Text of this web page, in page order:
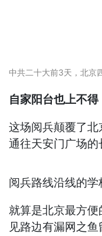
中共二十大前3天，北京
自家阳台也上不
这场阅兵颠覆了
通往天安门广场的
阅兵路线沿线的
就算是北京最方
见路边有漏网之